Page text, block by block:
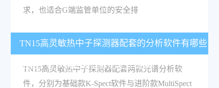
求，也适合G端监管单位的安全排
TN15高灵敏热中子探测器配套的分析软件有哪些
功能？可以满足哪些数据处理需求？
TN15高灵敏热中子探测器配套两款光谱分析软
件，分别为基础款K-Spect软件与进阶款MultiSpect